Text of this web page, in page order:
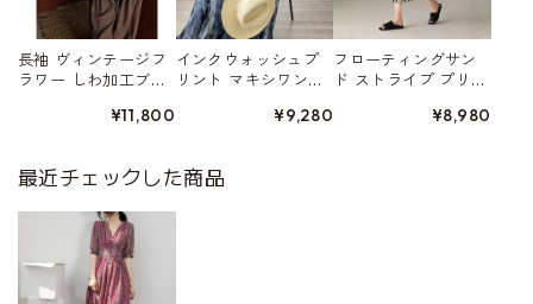
長袖 ヴィンテージフ
ラワー しわ加工ブラ
¥11,800
インクウォッシュプ
リント マキシワン
¥9,280
フローティングサン
ド ストライプ プリー
¥8,980
最近チェックした商品